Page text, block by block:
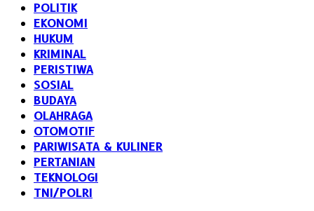
POLITIK
EKONOMI
HUKUM
KRIMINAL
PERISTIWA
SOSIAL
BUDAYA
OLAHRAGA
OTOMOTIF
PARIWISATA & KULINER
PERTANIAN
TEKNOLOGI
TNI/POLRI